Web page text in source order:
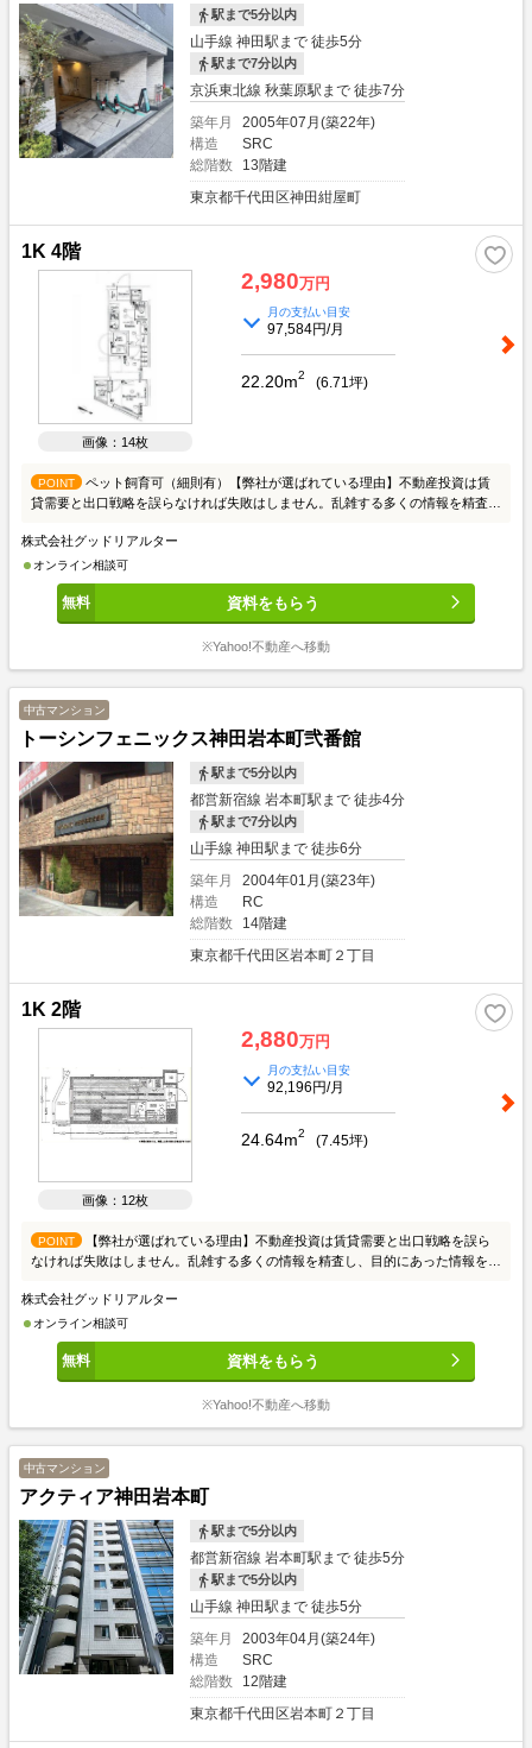
さい。≪ご相談方法≫スタッフとの商談は、まずお客様のご要望や希望、不安や
問題をお聞かせいただき、必要な不動産情報と投資についてご説明いたします。
そして、お客様の抱える不安や問題が不動産で解決できるかご一緒にご相談させ
てください。購入については、問題が解決してから進めてまいりましょう。ご相
談場所は、弊社でも外でも可能です。 オンラインを希望の方もお気軽にお問合
せ下さい。
駅まで5分以内
山手線 神田駅まで 徒歩5分
駅まで7分以内
京浜東北線 秋葉原駅まで 徒歩7分
築年月
2005年07月(築22年)
構造
SRC
総階数
13階建
東京都千代田区神田紺屋町
1K 4階
画像：14枚
2,980万円
月の支払い目安
97,584円/月
22.20m2 (6.71坪)
POINT
ペット飼育可（細則有）【弊社が選ばれている理由】不動産投資は賃
貸需要と出口戦略を誤らなければ失敗はしません。乱雑する多くの情報を精査
しを知って頂き、成功例と失敗例をご説明いたします。投資家の方々には、お手
間かからないようスムーズな取引を心がけております。皆様からのご連絡こころ
よりお待ちしております。≪物件の質と量≫東京23区を中心に賃貸需要を考え
収益性が高い物件を取り扱っております。個人、法人、不動産会社から多くの情
報を収集し、ご希望にお応えできる物件をピックアップしております。≪スタッ
フ≫入居者の目線からどのような物件が良いかという判断をしております。業界
す。≪銀行≫金利1.6％～ご紹介可能でございます。但し、フルローンや低金利
には取扱いできる物件指定があるため出口リスクもございます。どのファイナン
スやプランが良いか、ご相談していきましょう。レバレッジのメリット、デメリ
ットもご参考ください。≪賃貸管理≫購入後の不動産運用について、お任せくだ
さい。良質な費用面とサービスの質で好評頂いております。ご不安ある空室対策
も、自信ある賃貸仲介ネットワークで早期解決をしております。お気軽に詳細な
どご相談下さい。≪ご相談方法≫スタッフとの商談は、まずお客様のご要望や希
望、不安や問題をお聞かせいただき、必要な不動産情報と投資についてご説明い
たします。そして、お客様の抱える不安や問題が不動産で解決できるかご一緒に
ご相談させてください。購入については、問題が解決してから進めてまいりまし
ょう。ご相談場所は、弊社でも外でも可能です。 オンラインを希望の方もお気
株式会社グッドリアルター
オンライン相談可
資料をもらう
※Yahoo!不動産へ移動
中古マンション
トーシンフェニックス神田岩本町弐番館
駅まで5分以内
都営新宿線 岩本町駅まで 徒歩4分
駅まで7分以内
山手線 神田駅まで 徒歩6分
築年月
2004年01月(築23年)
構造
RC
総階数
14階建
東京都千代田区岩本町２丁目
1K 2階
画像：12枚
2,880万円
月の支払い目安
92,196円/月
24.64m2 (7.45坪)
POINT
【弊社が選ばれている理由】不動産投資は賃貸需要と出口戦略を誤ら
なければ失敗はしません。乱雑する多くの情報を精査し、目的にあった情報を提
失敗例をご説明いたします。投資家の方々には、お手間かからないようスムーズ
な取引を心がけております。皆様からのご連絡こころよりお待ちしております。
≪物件の質と量≫東京23区を中心に賃貸需要を考え収益性が高い物件を取り扱
っております。個人、法人、不動産会社から多くの情報を収集し、ご希望にお応
えできる物件をピックアップしております。≪スタッフ≫入居者の目線からどの
ような物件が良いかという判断をしております。業界20年の経験者が全スタッ
紹介可能でございます。但し、フルローンや低金利には取扱いできる物件指定が
あるため出口リスクもございます。どのファイナンスやプランが良いか、ご相談
していきましょう。レバレッジのメリット、デメリットもご参考ください。≪賃
貸管理≫購入後の不動産運用について、お任せください。良質な費用面とサービ
スの質で好評頂いております。ご不安ある空室対策も、自信ある賃貸仲介ネット
ワークで早期解決をしております。お気軽に詳細などご相談下さい。≪ご相談方
法≫スタッフとの商談は、まずお客様のご要望や希望、不安や問題をお聞かせい
ただき、必要な不動産情報と投資についてご説明いたします。そして、お客様の
抱える不安や問題が不動産で解決できるかご一緒にご相談させてください。購入
については、問題が解決してから進めてまいりましょう。ご相談場所は、弊社で
も外でも可能です。 オンラインを希望の方もお気軽にお問合せ下さい。
株式会社グッドリアルター
オンライン相談可
資料をもらう
※Yahoo!不動産へ移動
中古マンション
アクティア神田岩本町
駅まで5分以内
都営新宿線 岩本町駅まで 徒歩5分
駅まで5分以内
山手線 神田駅まで 徒歩5分
築年月
2003年04月(築24年)
構造
SRC
総階数
12階建
東京都千代田区岩本町２丁目